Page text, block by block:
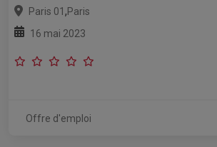
Paris 01 ,Paris
16 mai 2023
Offre d'emploi